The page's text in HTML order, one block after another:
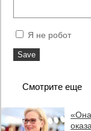
Я не робот
Смотрите еще